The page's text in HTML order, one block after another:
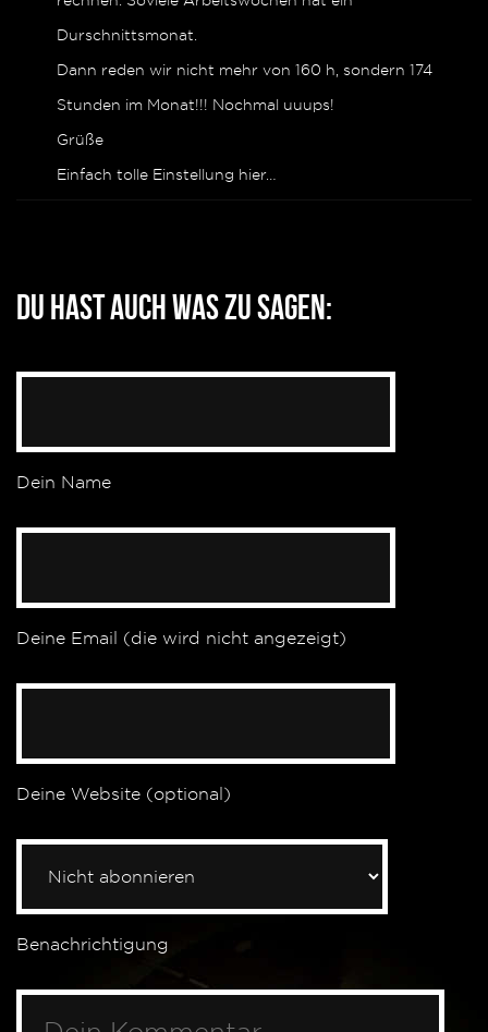
Durschnittsmonat.
Dann reden wir nicht mehr von 160 h, sondern 174
Stunden im Monat!!! Nochmal uuups!
Grüße
Einfach tolle Einstellung hier…
Du hast auch was zu sagen:
Dein Name
Deine Email (die wird nicht angezeigt)
Deine Website (optional)
Benachrichtigung